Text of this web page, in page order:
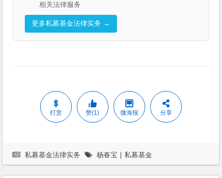
相关法律服务
更多私募基金法律实务 →
打赏 赞(1) 微海报 分享
私募基金法律实务 杨春宝 | 私募基金